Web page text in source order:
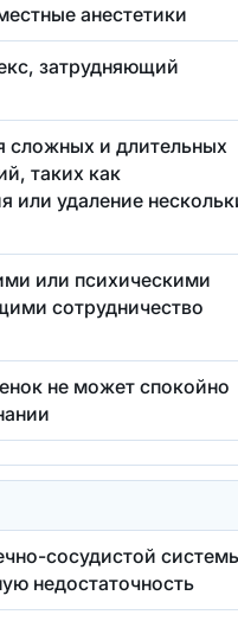
анестетики
затрудняющий
сложных и длительных
таких как
или удаление
или психическими
сотрудничество
не может спокойно
сосудистой
недостаточность